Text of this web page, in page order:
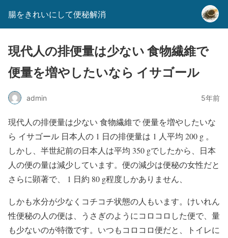
腸をきれいにして便秘解消
現代人の排便量は少ない 食物繊維で
便量を増やしたいなら イサゴール
admin 5年前
現代人の排便量は少ない 食物繊維で 便量を増やしたいな
ら イサゴール 日本人の 1 日の排便量は 1 人平均 200 g 。
しかし、半世紀前の日本人は平均 350 gでしたから、日本
人の便の量は減少しています。便の減少は便秘の女性だと
さらに顕著で、 1 日約 80 g程度しかありません、
しかも水分が少なくコチコチ状態の人もいます。けいれん
性便秘の人の便は、うさぎのようにコロコロした便で、量
も少ないのが特徴です。いつもコロコロ便だと、トイレに